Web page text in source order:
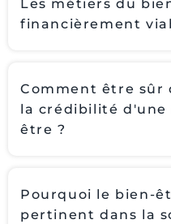
Les métiers du
financièrement
Comment être sûr
la crédibilité
être ?
Pourquoi le bien-
pertinent dans la